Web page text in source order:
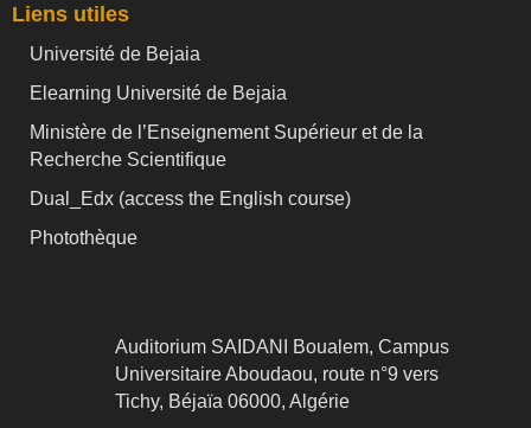
Liens utiles
Université de Bejaia
Elearning Université de Bejaia
Ministère de l’Enseignement Supérieur et de la
Recherche Scientifique
Dual_Edx (access the English course)
Photothèque
Auditorium SAIDANI Boualem, Campus
Universitaire Aboudaou, route n°9 vers
Tichy, Béjaïa 06000, Algérie